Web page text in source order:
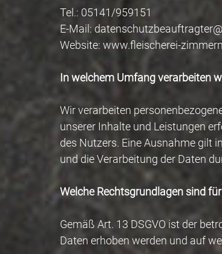
Tel.: 05141/959151
E-Mail:
Website: www.fleischerei-
In welchem Umfang verarbeiten
Wir verarbeiten
unserer Inhalte und Leistungen
des Nutzers. Eine Ausnahme gilt
und die Verarbeitung der Daten
Welche Rechtsgrundlagen sind
Gemäß Art. 13 DSGVO ist der
Daten erhoben werden und auf